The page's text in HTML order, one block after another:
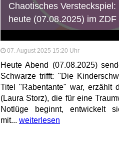
Chaotisches
heute (07.08.2025) im ZDF
07. August 2025 15:20 Uhr
Heute Abend (07.08.2025)
Schwarze trifft: "Die
Titel "Rabentante" war, erzählt
(Laura Storz), die für eine
Notlüge beginnt, entwickelt
mit... weiterlesen